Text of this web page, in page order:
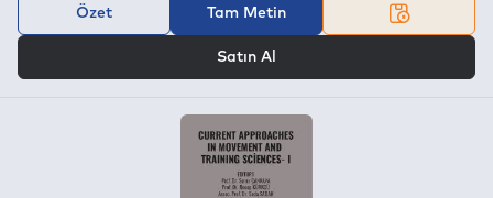
Özet Tam Metin
Satın Al